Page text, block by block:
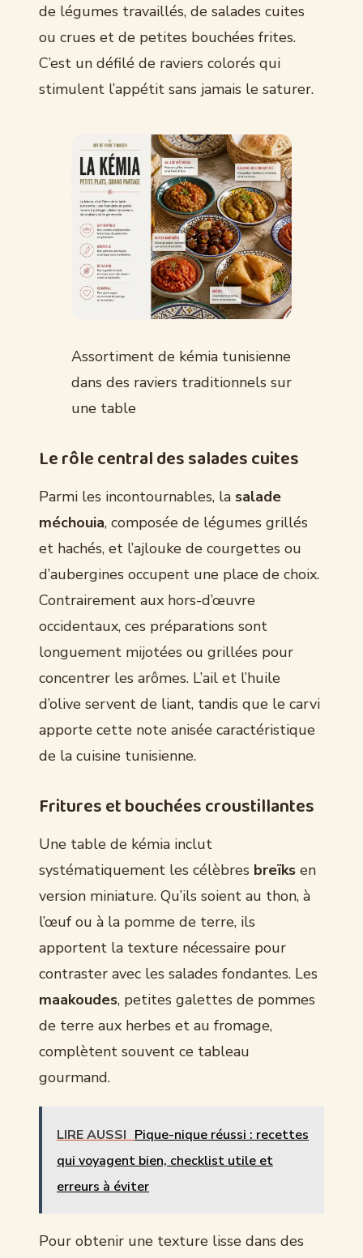
de légumes travaillés, de salades cuites
ou crues et de petites bouchées frites.
C’est un défilé de raviers colorés qui
stimulent l’appétit sans jamais le saturer.
Assortiment de kémia tunisienne
dans des raviers traditionnels sur
une table
Le rôle central des salades cuites
Parmi les incontournables, la salade
méchouia, composée de légumes grillés
et hachés, et l’ajlouke de courgettes ou
d’aubergines occupent une place de choix.
Contrairement aux hors-d’œuvre
occidentaux, ces préparations sont
longuement mijotées ou grillées pour
concentrer les arômes. L’ail et l’huile
d’olive servent de liant, tandis que le carvi
apporte cette note anisée caractéristique
de la cuisine tunisienne.
Fritures et bouchées croustillantes
Une table de kémia inclut
systématiquement les célèbres breïks en
version miniature. Qu’ils soient au thon, à
l’œuf ou à la pomme de terre, ils
apportent la texture nécessaire pour
contraster avec les salades fondantes. Les
maakoudes, petites galettes de pommes
de terre aux herbes et au fromage,
complètent souvent ce tableau
gourmand.
LIRE AUSSI Pique-nique réussi : recettes
qui voyagent bien, checklist utile et
erreurs à éviter
Pour obtenir une texture lisse dans des